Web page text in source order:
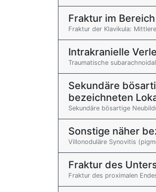
Fraktur im
Fraktur der Klavikula:
Intrakranielle
Traumatische
Sekundäre
bezeichneten
Sekundäre bösartige
Sonstige näher
Villonoduläre Synovitis
Fraktur des
Fraktur des proximalen